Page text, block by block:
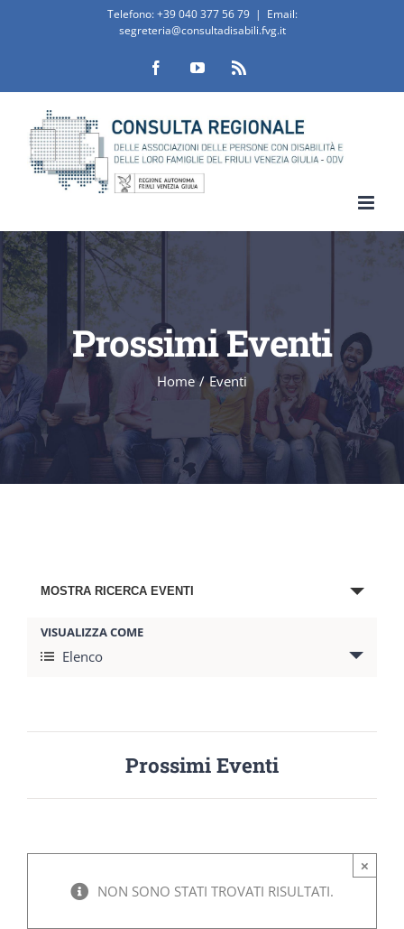
Telefono:+39 040 377 56 79 | Email:
segreteria@consultadisabili.fvg.it
FacebookYouTubeRss
Prossimi Eventi
Home / Eventi
Eventi
and
Views
MOSTRA RICERCA EVENTI
Evento
Views
VISUALIZZA COME
Elenco
Prossimi Eventi
×
NON SONO STATI TROVATI RISULTATI.